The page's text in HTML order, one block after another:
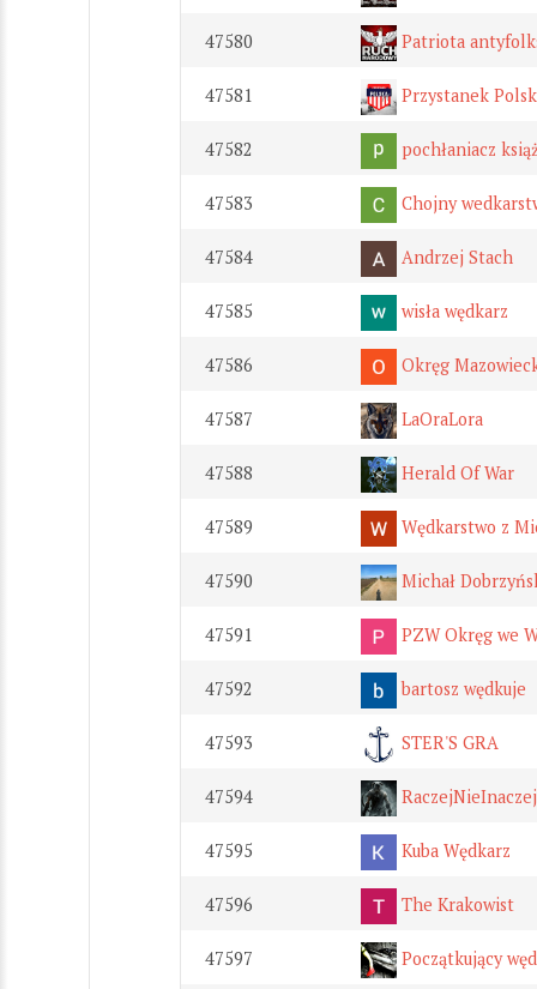
47580 Patriota
47581 Przystanek
47582 pochłaniacz
47583 Chojny
47584 Andrzej Stach
47585 wisła wędkarz
47586 Okręg
47587 LaOraLora
47588 Herald Of War
47589 Wędkarstwo z
47590 Michał
47591 PZW Okręg we
47592 bartosz wędkuje
47593 STER'S GRA
47594
47595 Kuba Wędkarz
47596 The Krakowist
47597 Początkujący